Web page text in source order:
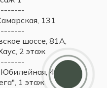
131
шоссе, 81А,
2 этаж
40,
1 этаж